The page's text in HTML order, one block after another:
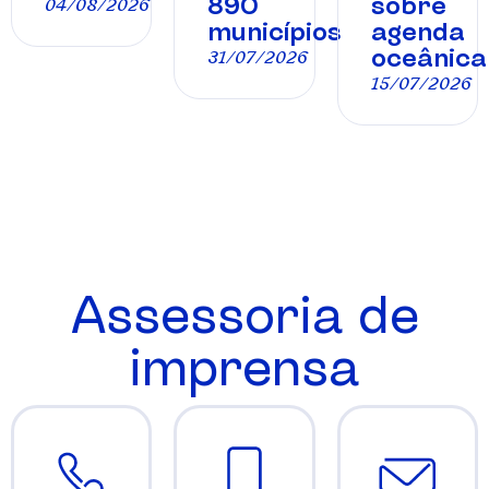
04/08/2026
municípios
31/07/2026
agenda
oceânica
15/07/2026
Assessoria de
imprensa